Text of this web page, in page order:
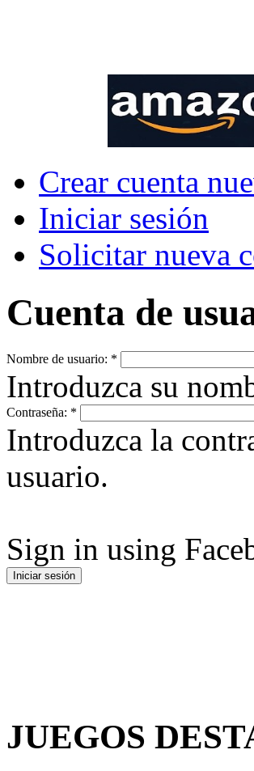
Crear cuenta
Iniciar sesión
Solicitar nueva
Cuenta de
Nombre de usuario: *
Introduzca su
Contraseña: *
Introduzca la
usuario.
Sign in using
JUEGOS